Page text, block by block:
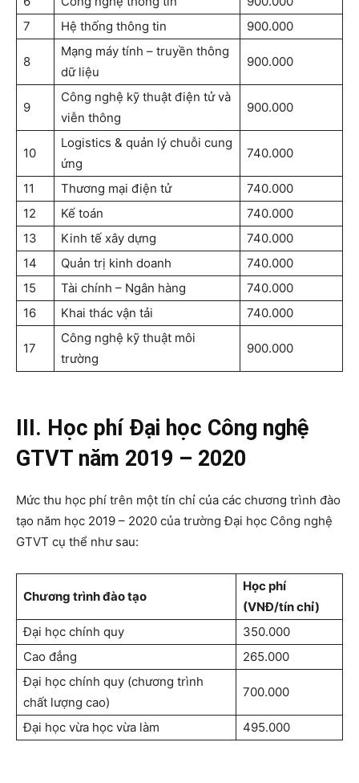
7
Hệ thống thông tin 900.000
8
Mạng máy tính – truyền thông
dữ liệu
900.000
9
Công nghệ kỹ thuật điện tử và
viễn thông
900.000
10
Logistics & quản lý chuỗi cung
ứng
740.000
11 Thương mại điện tử
740.000
12
Kế toán
740.000
13
Kinh tế xây dựng
740.000
14
Quản trị kinh doanh
740.000
15
Tài chính – Ngân hàng
740.000
16
Khai thác vận tải 740.000
17
Công nghệ kỹ thuật môi
trường
900.000
III. Học phí Đại học Công nghệ
GTVT năm 2019 – 2020
Mức thu học phí trên một tín chỉ của các chương trình đào
tạo năm học 2019 – 2020 của trường Đại học Công nghệ
GTVT cụ thể như sau:
Chương trình đào tạo
Học phí
(VNĐ/tín chỉ)
Đại học chính quy
350.000
Cao đẳng
265.000
Đại học chính quy (chương trình
chất lượng cao)
700.000
Đại học vừa học vừa làm 495.000